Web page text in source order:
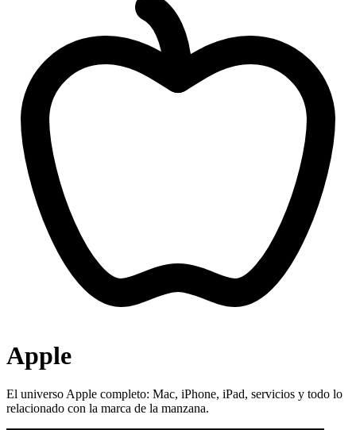
Apple
El universo Apple completo: Mac, iPhone, iPad, servicios y todo lo
relacionado con la marca de la manzana.